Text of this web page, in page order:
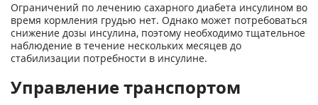
Ограничений по лечению сахарного диабета инсулином во
время кормления грудью нет. Однако может потребоваться
снижение дозы инсулина, поэтому необходимо тщательное
наблюдение в течение нескольких месяцев до
стабилизации потребности в инсулине.
Управление транспортом